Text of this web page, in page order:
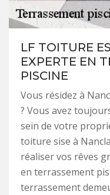
LF TOITURE
EXPERTE EN
PISCINE
Vous résidez à
? Vous avez
sein de votre
toiture sise à
réaliser vos rêves
en terrassement
terrassement